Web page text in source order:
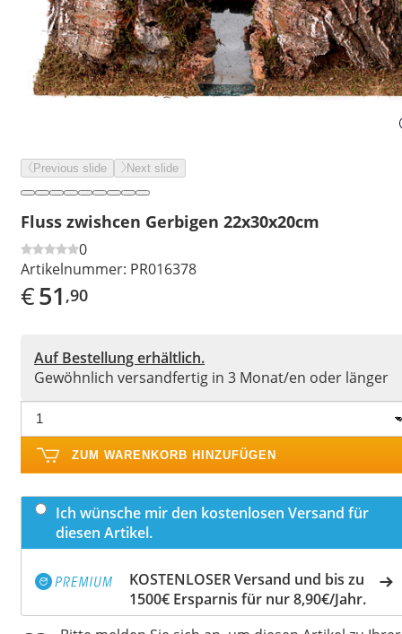
Previous slide Next slide
Fluss zwishcen Gerbigen 22x30x20cm
0
Artikelnummer: PR016378
€51 ,90
Auf Bestellung erhältlich.
Gewöhnlich versandfertig in 3 Monat/en oder länger
ZUM WARENKORB HINZUFÜGEN
Ich wünsche mir den kostenlosen Versand für
diesen Artikel.
KOSTENLOSER Versand und bis zu
1500€ Ersparnis für nur 8,90€/Jahr.